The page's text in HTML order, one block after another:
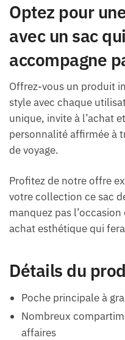
Optez pour
avec un sac
accompagne
Offrez-vous un produit
style avec chaque
unique, invite à l’achat
personnalité affirmée à
de voyage.
Profitez de notre offre
votre collection ce sac
manquez pas
achat esthétique qui
Détails du
Poche principale à
Nombreux
affaires